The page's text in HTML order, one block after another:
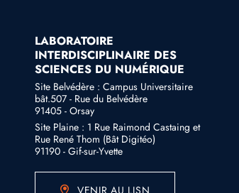
LABORATOIRE
INTERDISCIPLINAIRE DES
SCIENCES DU NUMÉRIQUE
Site Belvédère : Campus Universitaire
bât.507 - Rue du Belvédère
91405 - Orsay
Site Plaine : 1 Rue Raimond Castaing et
Rue René Thom (Bât Digitéo)
91190 - Gif-sur-Yvette